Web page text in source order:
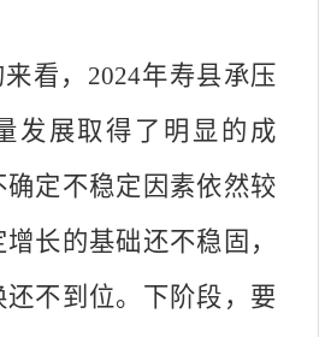
看， 2024年寿县承压
发展取得了明显的成
定不稳定因素依然较
长的基础还不稳固，
不到位。下阶段，要